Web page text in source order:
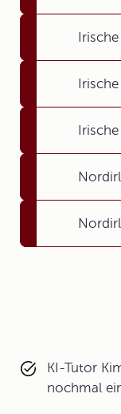
Irische
KI-Tutor
nochmal